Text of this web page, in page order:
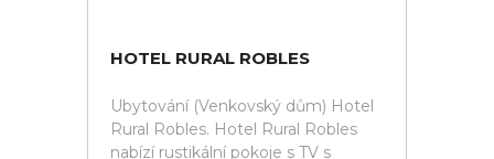
HOTEL RURAL ROBLES
Ubytování (Venkovský dům) Hotel
Rural Robles. Hotel Rural Robles
nabízí rustikální pokoje s TV s